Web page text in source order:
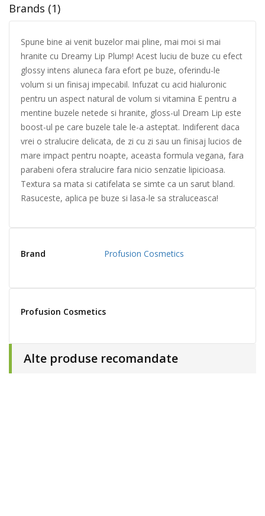
Brands (1)
Spune bine ai venit buzelor mai pline, mai moi si mai
hranite cu Dreamy Lip Plump! Acest luciu de buze cu efect
glossy intens aluneca fara efort pe buze, oferindu-le
volum si un finisaj impecabil. Infuzat cu acid hialuronic
pentru un aspect natural de volum si vitamina E pentru a
mentine buzele netede si hranite, gloss-ul Dream Lip este
boost-ul pe care buzele tale le-a asteptat. Indiferent daca
vrei o stralucire delicata, de zi cu zi sau un finisaj lucios de
mare impact pentru noapte, aceasta formula vegana, fara
parabeni ofera stralucire fara nicio senzatie lipicioasa.
Textura sa mata si catifelata se simte ca un sarut bland.
Rasuceste, aplica pe buze si lasa-le sa straluceasca!
Brand Profusion Cosmetics
Profusion Cosmetics
Alte produse recomandate